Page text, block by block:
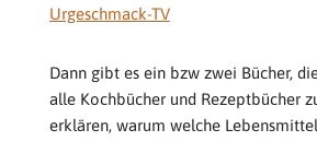
Urgeschmack-TV
Dann gibt es ein bzw zwei Bücher,
alle Kochbücher und Rezeptbücher
erklären, warum welche